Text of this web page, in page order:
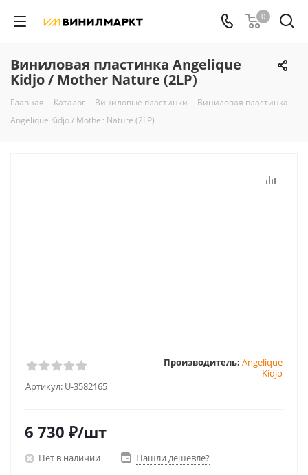
0
Виниловая пластинка Angelique
Kidjo / Mother Nature (2LP)
Главная - Каталог - Виниловые пластинки - Виниловая пластинка
Angelique Kidjo / Mother Nature (2LP)
Артикул: U-3582165
Производитель: Angelique
Kidjo
6 730 ₽/шт
Нет в наличии Нашли дешевле?